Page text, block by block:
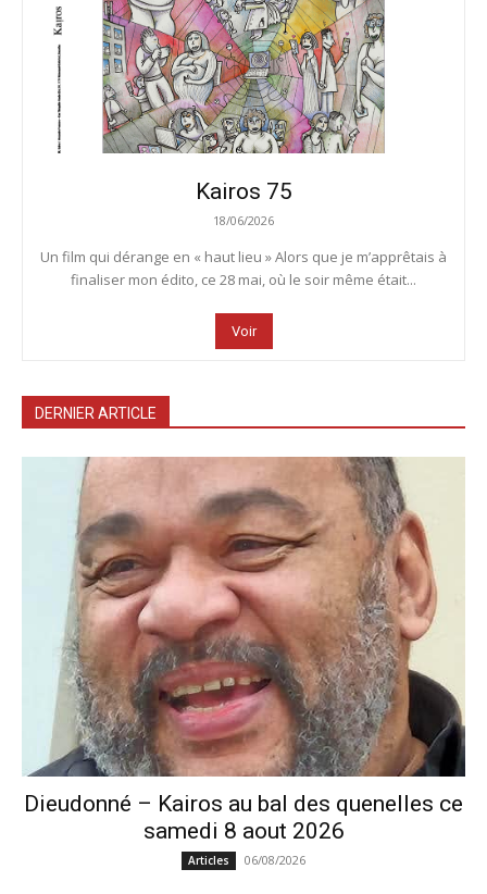
Kairos 75
18/06/2026
Un film qui dérange en « haut lieu » Alors que je m’apprêtais à
finaliser mon édito, ce 28 mai, où le soir même était...
Voir
DERNIER ARTICLE
Dieudonné – Kairos au bal des quenelles ce
samedi 8 aout 2026
Articles 06/08/2026